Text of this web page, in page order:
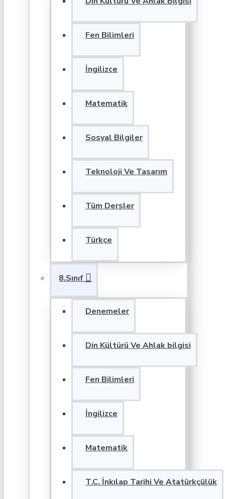
Fen Bilimleri
İngilizce
Matematik
Sosyal Bilgiler
Teknoloji Ve Tasarım
Tüm Dersler
Türkçe
8.Sınıf
Denemeler
Din Kültürü Ve Ahlak bilgisi
Fen Bilimleri
İngilizce
Matematik
T.C. İnkılap Tarihi Ve Atatürkçülük